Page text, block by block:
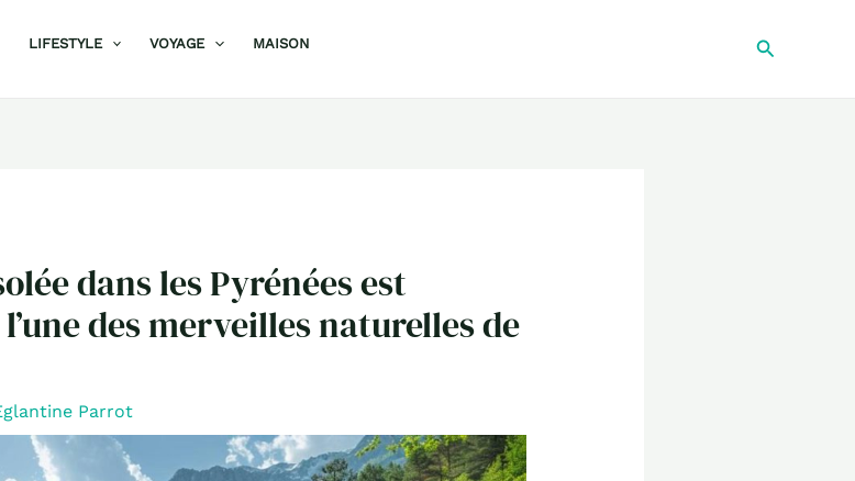
LIFESTYLE VOYAGE MAISON
dans les Pyrénées est
des merveilles naturelles de
Parrot